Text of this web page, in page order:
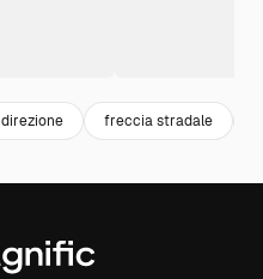
direzione freccia stradale